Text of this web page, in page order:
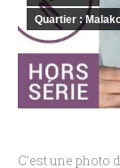
Quartier :
C’est une photo